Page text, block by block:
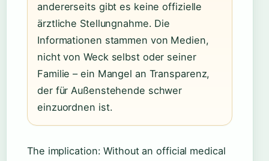
andererseits gibt es keine offizielle
ärztliche Stellungnahme. Die
Informationen stammen von Medien,
nicht von Weck selbst oder seiner
Familie – ein Mangel an Transparenz,
der für Außenstehende schwer
einzuordnen ist.
The implication: Without an official medical